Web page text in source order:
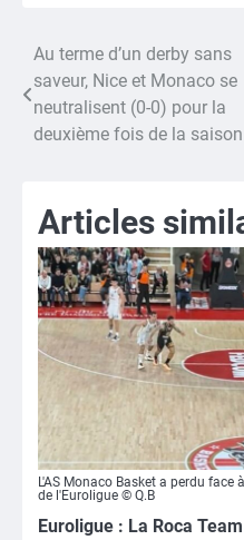
Navigation
de
l’article
Au terme d’un derby sans
saveur, Nice et Monaco se
neutralisent (0-0) pour la
deuxième fois de la saison
Articles
L'AS Monaco Basket a perdu face
de l'Euroligue © Q.B
Euroligue : La Roca